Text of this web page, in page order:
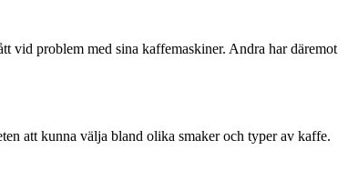
vid problem med sina kaffemaskiner. Andra har däremot
att kunna välja bland olika smaker och typer av kaffe.